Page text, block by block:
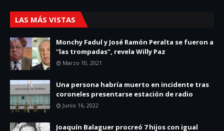
LAS MÁS VISTAS
Monchy Fadul y José Ramón Peralta se fueron a
"las trompadas", revela Willy Paz
Marzo 10, 2021
Una persona habría muerto en incidente tras
coroneles presentarse estación de radio
Junio 16, 2022
Joaquín Balaguer procreó 7 hijos con igual